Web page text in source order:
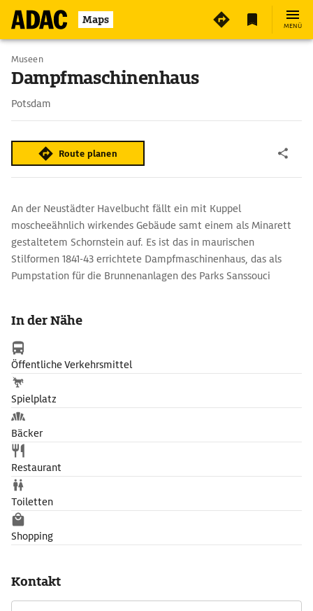
Maps MENÜ
Museen
Dampfmaschinenhaus
Potsdam
Route planen
An der Neustädter Havelbucht fällt ein mit Kuppel
moscheeähnlich wirkendes Gebäude samt einem als Minarett
gestaltetem Schornstein auf. Es ist das in maurischen
Stilformen 1841-43 errichtete Dampfmaschinenhaus, das als
Pumpstation für die Brunnenanlagen des Parks Sanssouci
In der Nähe
Öffentliche Verkehrsmittel
Spielplatz
Bäcker
Restaurant
Toiletten
Shopping
Kontakt